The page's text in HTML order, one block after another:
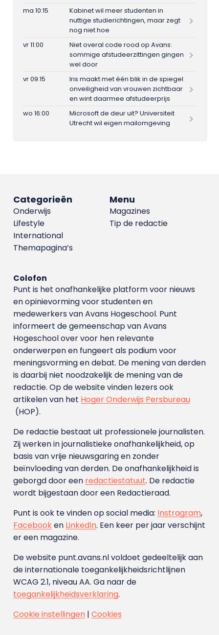
ma 10:15
Kabinet wil meer studenten in
nuttige studierichtingen, maar zegt
nog niet hoe
vr 11:00
Niet overal code rood op Avans:
sommige afstudeerzittingen gingen
wel door
vr 09:15
Iris maakt met één blik in de spiegel
onveiligheid van vrouwen zichtbaar
en wint daarmee afstudeerprijs
wo 16:00
Microsoft de deur uit? Universiteit
Utrecht wil eigen mailomgeving
Menu
Magazines
Tip de redactie
Categorieën
Onderwijs
Lifestyle
International
Themapagina’s
Colofon
Punt is het onafhankelijke platform voor nieuws
en opinievorming voor studenten en
medewerkers van Avans Hoge­school. Punt
informeert de gemeenschap van Avans
Hogeschool over voor hen relevante
onderwerpen en fungeert als podium voor
meningsvorming en debat. De mening van derden
is daarbij niet noodzakelijk de mening van de
redactie. Op de website vinden lezers ook
artikelen van het Hoger Onderwijs Persbureau
(HOP).
De redactie bestaat uit professionele journalisten.
Zij werken in journalistieke onafhankelijkheid, op
basis van vrije nieuwsgaring en zonder
beïnvloeding van derden. De onafhankelijkheid is
geborgd door een redactiestatuut. De redactie
wordt bijgestaan door een Redactieraad.
Punt is ook te vinden op social media: Instragram,
Facebooken LinkedIn. Een keer per jaar verschijnt
er een magazine.
De website punt.avans.nl voldoet gedeeltelijk aan
de internationale toegankelijkheidsrichtlijnen
WCAG 2.1, niveau AA. Ga naar de
toegankelijkheidsverklaring.
Cookie instellingen| Cookies